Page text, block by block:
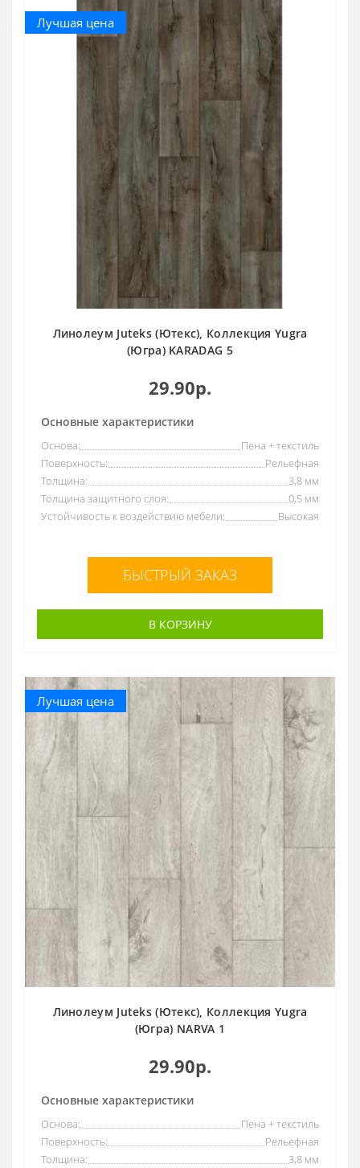
Лучшая цена
Линолеум Juteks (Ютекс), Коллекция Yugra
(Югра) KARADAG 5
29.90р.
Основные характеристики
Основа:
Пена + текстиль
Поверхность:
Рельефная
Толщина:
3,8 мм
Толщина защитного слоя:
0,5 мм
Устойчивость к воздействию мебели:
Высокая
БЫСТРЫЙ ЗАКАЗ
В КОРЗИНУ
Лучшая цена
Линолеум Juteks (Ютекс), Коллекция Yugra
(Югра) NARVA 1
29.90р.
Основные характеристики
Основа:
Пена + текстиль
Поверхность:
Рельефная
Толщина:
3,8 мм